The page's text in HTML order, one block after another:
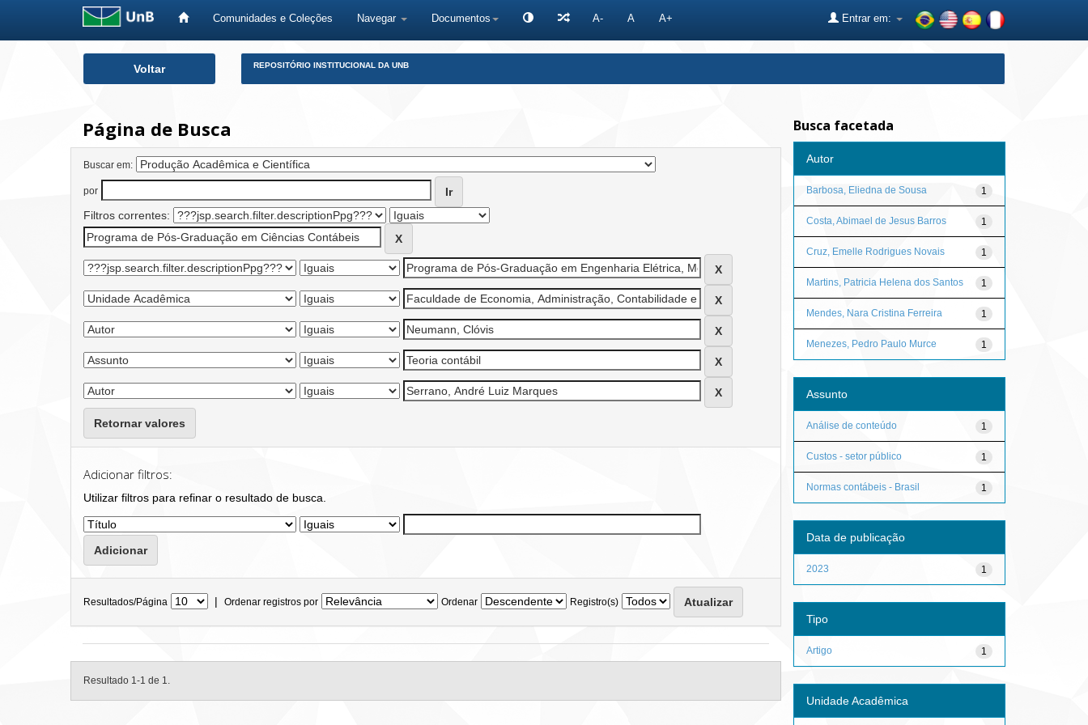
Comunidades e Coleções Navegar Documentos A- A A+ Entrar em:
Voltar REPOSITÓRIO INSTITUCIONAL DA UNB
Página de Busca
Buscar em:
por
Filtros correntes:
Retornar valores
Adicionar filtros:
Utilizar filtros para refinar o resultado de busca.
Resultados/Página | Ordenar registros por Ordenar Registro(s)
Resultado 1-1 de 1.
Busca facetada
Autor
1
Barbosa, Eliedna de Sousa
1
Costa, Abimael de Jesus Barros
1
Cruz, Emelle Rodrigues Novais
1
Martins, Patricia Helena dos Santos
1
Mendes, Nara Cristina Ferreira
1
Menezes, Pedro Paulo Murce
Assunto
1
Análise de conteúdo
1
Custos - setor público
1
Normas contábeis - Brasil
Data de publicação
1
2023
Tipo
1
Artigo
Unidade Acadêmica